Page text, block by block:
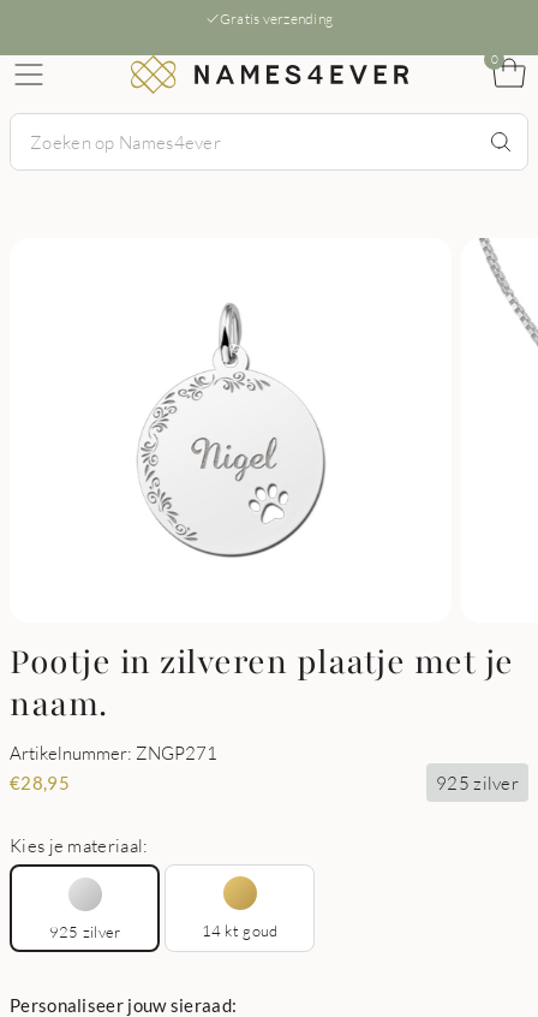
Gratis verzending
0
Pootje in zilveren plaatje met je
naam.
Artikelnummer: ZNGP271
€28,95 925 zilver
Kies je materiaal:
925 zilver 14 kt goud
Personaliseer jouw sieraad: